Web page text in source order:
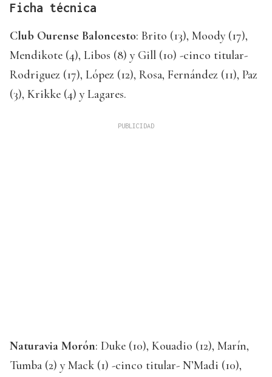
Ficha técnica
Club Ourense Baloncesto: Brito (13), Moody (17),
Mendikote (4), Libos (8) y Gill (10) -cinco titular-
Rodriguez (17), López (12), Rosa, Fernández (11), Paz
(3), Krikke (4) y Lagares.
Naturavia Morón: Duke (10), Kouadio (12), Marín,
Tumba (2) y Mack (1) -cinco titular- N’Madi (10),